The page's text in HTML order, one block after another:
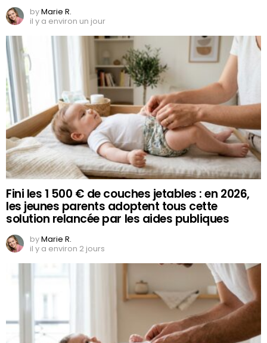
byMarie R.
il y a environ un jour
Fini les 1 500 € de couches jetables : en 2026,
les jeunes parents adoptent tous cette
solution relancée par les aides publiques
byMarie R.
il y a environ 2 jours